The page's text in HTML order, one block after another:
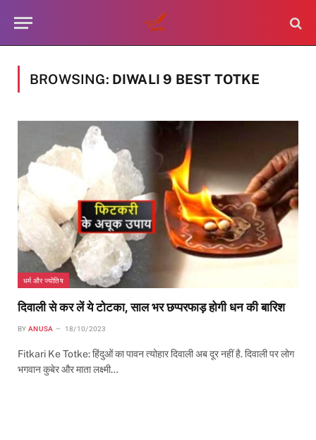
BROWSING: DIWALI 9 BEST TOTKE
धर्म और ज्योतिष
दिवाली से कर लें ये टोटका, साल भर छप्परफाड़ होगी धन की बारिश
BY ANUSA 18/10/2023
Fitkari Ke Totke: हिंदुओं का पावन त्योहार दिवाली अब दूर नहीं है. दिवाली पर लोग
भगवान कुबेर और माता लक्ष्मी…